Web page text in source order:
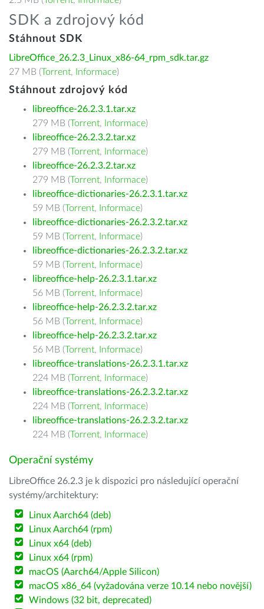
SDK a zdrojový kód
Stáhnout SDK
LibreOffice_26.2.3_Linux_x86-64_rpm_sdk.tar.gz
27 MB (Torrent, Informace)
Stáhnout zdrojový kód
libreoffice-26.2.3.1.tar.xz
279 MB (Torrent, Informace)
libreoffice-26.2.3.2.tar.xz
279 MB (Torrent, Informace)
libreoffice-26.2.3.2.tar.xz
279 MB (Torrent, Informace)
libreoffice-dictionaries-26.2.3.1.tar.xz
59 MB (Torrent, Informace)
libreoffice-dictionaries-26.2.3.2.tar.xz
59 MB (Torrent, Informace)
libreoffice-dictionaries-26.2.3.2.tar.xz
59 MB (Torrent, Informace)
libreoffice-help-26.2.3.1.tar.xz
56 MB (Torrent, Informace)
libreoffice-help-26.2.3.2.tar.xz
56 MB (Torrent, Informace)
libreoffice-help-26.2.3.2.tar.xz
56 MB (Torrent, Informace)
libreoffice-translations-26.2.3.1.tar.xz
224 MB (Torrent, Informace)
libreoffice-translations-26.2.3.2.tar.xz
224 MB (Torrent, Informace)
libreoffice-translations-26.2.3.2.tar.xz
224 MB (Torrent, Informace)
Operační systémy
LibreOffice 26.2.3 je k dispozici pro následující operační
systémy/architektury:
Linux Aarch64 (deb)
Linux Aarch64 (rpm)
Linux x64 (deb)
Linux x64 (rpm)
macOS (Aarch64/Apple Silicon)
macOS x86_64 (vyžadována verze 10.14 nebo novější)
Windows (32 bit, deprecated)